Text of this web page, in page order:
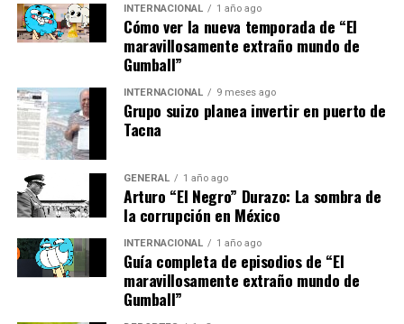
El sector manufacturero, en particular, está bajo
presión, ya que los altos costos de energía afectan la
producción y la competitividad en el mercado global.
Soluciones y Perspectivas
Futuras
En respuesta a la crisis, varios gobiernos europeos están
considerando una serie de medidas. Estas incluyen
subsidios para las facturas de energía de los hogares, así
como incentivos para acelerar la transición hacia
fuentes de energía renovable.
La Unión Europea ha anunciado un plan para aumentar
INTERNACIONAL 1 año ago
Cómo ver la nueva temporada de “El
maravillosamente extraño mundo de
Gumball”
INTERNACIONAL 9 meses ago
Grupo suizo planea invertir en puerto de
Tacna
GENERAL 1 año ago
Arturo “El Negro” Durazo: La sombra de
la corrupción en México
INTERNACIONAL 1 año ago
Guía completa de episodios de “El
maravillosamente extraño mundo de
Gumball”